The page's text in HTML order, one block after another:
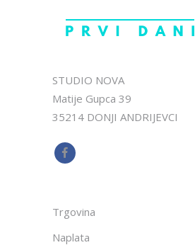
STUDIO NOVA
Matije Gupca 39
35214 DONJI ANDRIJEVCI
Trgovina
Naplata